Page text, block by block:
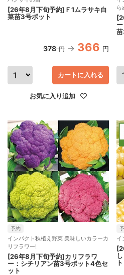
[26年8月下旬予約]Ｆ1ムラサキ白
菜苗3号ポット
378 円 366 円
お気に入り追加
カートに入れる
ら
予約
インパクト秋植え野菜 美味しいカラーカ
リフラワー!
[26年8月下旬予約]カリフラワ
ー：シチリアン苗3号ポット4色セ
ット
イ
ト